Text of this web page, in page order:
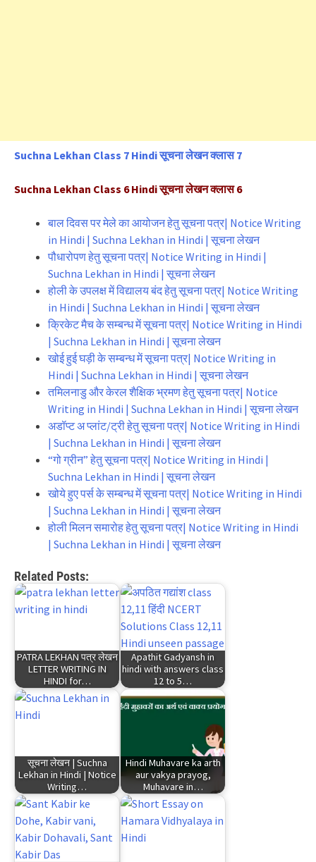
Suchna Lekhan Class 7 Hindi सूचना लेखन क्लास 7
Suchna Lekhan Class 6 Hindi सूचना लेखन क्लास 6
बाल दिवस पर मेले का आयोजन हेतु सूचना पत्र| Notice Writing
in Hindi | Suchna Lekhan in Hindi | सूचना लेखन
पौधारोपण हेतु सूचना पत्र| Notice Writing in Hindi |
Suchna Lekhan in Hindi | सूचना लेखन
होली के उपलक्ष में विद्यालय बंद हेतु सूचना पत्र| Notice Writing
in Hindi | Suchna Lekhan in Hindi | सूचना लेखन
क्रिकेट मैच के सम्बन्ध में सूचना पत्र| Notice Writing in Hindi
| Suchna Lekhan in Hindi | सूचना लेखन
खोई हुई घड़ी के सम्बन्ध में सूचना पत्र| Notice Writing in
Hindi | Suchna Lekhan in Hindi | सूचना लेखन
तमिलनाडु और केरल शैक्षिक भ्रमण हेतु सूचना पत्र| Notice
Writing in Hindi | Suchna Lekhan in Hindi | सूचना लेखन
अडॉप्ट अ प्लांट/ट्री हेतु सूचना पत्र| Notice Writing in Hindi
| Suchna Lekhan in Hindi | सूचना लेखन
“गो ग्रीन” हेतु सूचना पत्र| Notice Writing in Hindi |
Suchna Lekhan in Hindi | सूचना लेखन
खोये हुए पर्स के सम्बन्ध में सूचना पत्र| Notice Writing in Hindi
| Suchna Lekhan in Hindi | सूचना लेखन
होली मिलन समारोह हेतु सूचना पत्र| Notice Writing in Hindi
| Suchna Lekhan in Hindi | सूचना लेखन
Related Posts:
PATRA LEKHAN पत्र लेखन
LETTER WRITING IN
HINDI for…
Apathit Gadyansh in
hindi with answers class
12 to 5…
सूचना लेखन | Suchna
Lekhan in Hindi | Notice
Writing…
Hindi Muhavare ka arth
aur vakya prayog,
Muhavare in…